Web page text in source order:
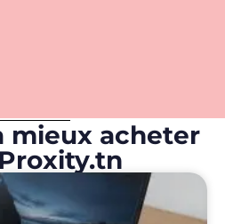
mieux acheter